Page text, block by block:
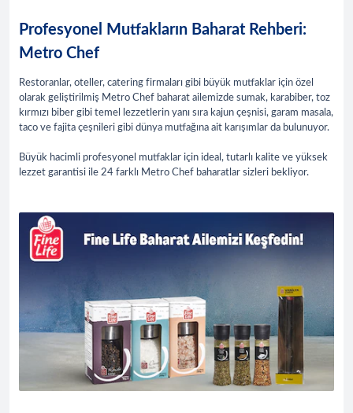
Profesyonel Mutfakların Baharat Rehberi:
Metro Chef
Restoranlar, oteller, catering firmaları gibi büyük mutfaklar için özel
olarak geliştirilmiş Metro Chef baharat ailemizde sumak, karabiber, toz
kırmızı biber gibi temel lezzetlerin yanı sıra kajun çeşnisi, garam masala,
taco ve fajita çeşnileri gibi dünya mutfağına ait karışımlar da bulunuyor.
Büyük hacimli profesyonel mutfaklar için ideal, tutarlı kalite ve yüksek
lezzet garantisi ile 24 farklı Metro Chef baharatlar sizleri bekliyor.